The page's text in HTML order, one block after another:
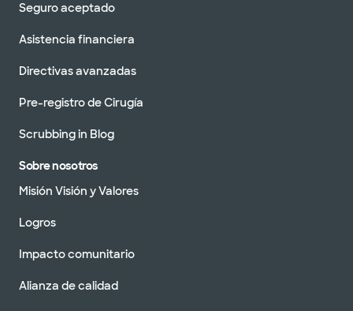
Seguro aceptado
Asistencia financiera
Directivas avanzadas
Pre-registro de Cirugía
Scrubbing in Blog
Sobre nosotros
Misión Visión y Valores
Logros
Impacto comunitario
Alianza de calidad